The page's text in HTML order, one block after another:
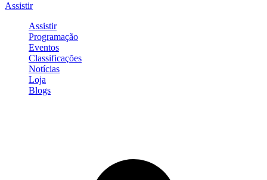
Assistir
Assistir
Programação
Eventos
Classificações
Notícias
Loja
Blogs